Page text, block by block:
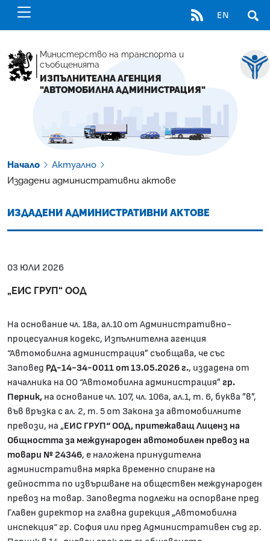
RSS EN
Министерство на транспорта и
съобщенията
ИЗПЪЛНИТЕЛНА АГЕНЦИЯ
"АВТОМОБИЛНА АДМИНИСТРАЦИЯ"
Начало
Актуално
Издадени административни актове
ИЗДАДЕНИ АДМИНИСТРАТИВНИ АКТОВЕ
03 ЮЛИ 2026
„ЕИС ГРУП“ ООД
На основание чл. 18а, ал.10 от Административно-
процесуалния кодекс, Изпълнителна агенция
“Автомобилна администрация” съобщава, че със
Заповед РД-14-34-0011 от 13.05.2026 г., издадена от
началника на ОО “Автомобилна администрация”гр.
Перник, на основание чл. 107, чл. 106а, ал.1, т. 6, буква ”в”,
във връзка с ал. 2, т. 5 от Закона за автомобилните
превози, на „ЕИС ГРУП“ ООД, притежаващ Лиценз на
Общността за международен автомобилен превоз на
товари № 24346, е наложена принудителна
административна мярка временно спиране на
дейността по извършване на обществен международен
превоз на товар. Заповедта подлежи на оспорване пред
Главен директор на главна дирекция „Автомобилна
инспекция“ гр. София или пред Административен съд гр.